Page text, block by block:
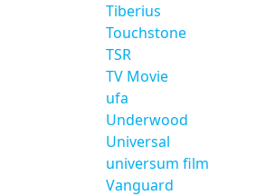
Tiberius
Touchstone
TSR
TV Movie
ufa
Underwood
Universal
universum film
Vanguard